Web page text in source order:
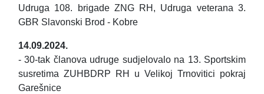
Udruga 108. brigade ZNG RH, Udruga veterana 3.
GBR Slavonski Brod - Kobre
14.09.2024.
- 30-tak članova udruge sudjelovalo na 13. Sportskim
susretima ZUHBDRP RH u Velikoj Trnovitici pokraj
Garešnice